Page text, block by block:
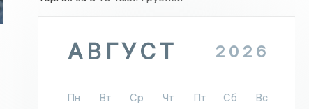
АВГУСТ 2026
Пн Вт Ср Чт Пт Сб
Вс